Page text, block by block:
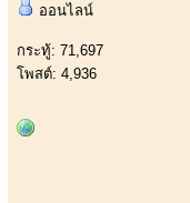
ออนไลน์
กระทู้: 71,697
โพสต์: 4,936